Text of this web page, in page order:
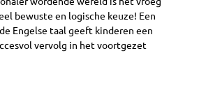
bewuste en logische keuze! Een
Engelse taal geeft kinderen een
vervolg in het voortgezet